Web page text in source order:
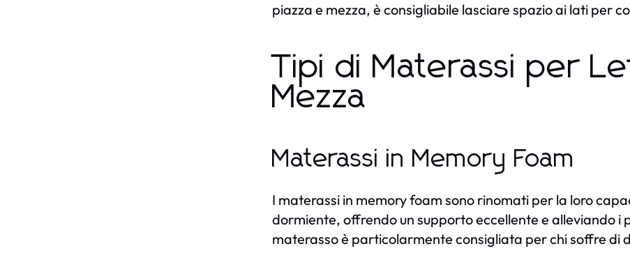
piazza e mezza, è consigliabile lasciare spazio ai lati per
Tipi di Materassi per
Mezza
Materassi in Memory Foam
I materassi in memory foam sono rinomati per la loro
dormiente, offrendo un supporto eccellente e alleviando i
materasso è particolarmente consigliata per chi soffre di